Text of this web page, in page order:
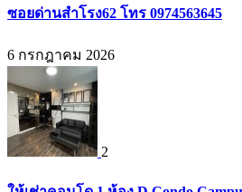
ซอยด่านสำโรง62 โทร 0974563645
6 กรกฎาคม 2026
2